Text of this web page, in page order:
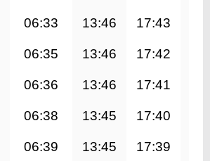
06:33 13:46 17:43
06:35 13:46 17:42
06:36 13:46 17:41
06:38 13:45 17:40
06:39 13:45 17:39